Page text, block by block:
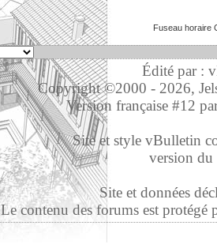
Fuseau horaire
Édité par :
Copyright ©2000 - 2026,
Version française #12
Site et style vBulletin
version
Site et données
Le contenu des forums est protégé